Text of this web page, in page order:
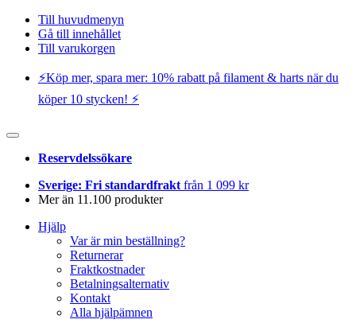
Till huvudmenyn
Gå till innehållet
Till varukorgen
⚡️Köp mer, spara mer: 10% rabatt på filament & harts när du
köper 10 stycken! ⚡️
Reservdelssökare
Sverige: Fri standardfrakt från 1 099 kr
Mer än 11.100 produkter
Hjälp
Var är min beställning?
Returnerar
Fraktkostnader
Betalningsalternativ
Kontakt
Alla hjälpämnen